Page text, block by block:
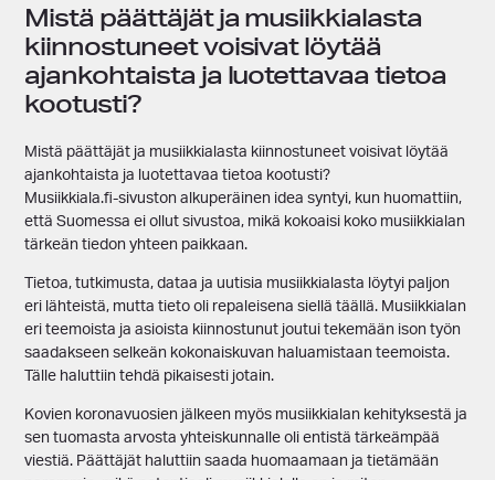
Mistä päättäjät ja musiikkialasta
kiinnostuneet voisivat löytää
ajankohtaista ja luotettavaa tietoa
kootusti?
Mistä päättäjät ja musiikkialasta kiinnostuneet voisivat löytää
ajankohtaista ja luotettavaa tietoa kootusti?
Musiikkiala.fi-sivuston alkuperäinen idea syntyi, kun huomattiin,
että Suomessa ei ollut sivustoa, mikä kokoaisi koko musiikkialan
tärkeän tiedon yhteen paikkaan.
Tietoa, tutkimusta, dataa ja uutisia musiikkialasta löytyi paljon
eri lähteistä, mutta tieto oli repaleisena siellä täällä. Musiikkialan
eri teemoista ja asioista kiinnostunut joutui tekemään ison työn
saadakseen selkeän kokonaiskuvan haluamistaan teemoista.
Tälle haluttiin tehdä pikaisesti jotain.
Kovien koronavuosien jälkeen myös musiikkialan kehityksestä ja
sen tuomasta arvosta yhteiskunnalle oli entistä tärkeämpää
viestiä. Päättäjät haluttiin saada huomaamaan ja tietämään